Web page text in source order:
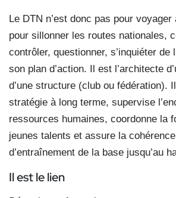
Le DTN n’est donc pas pour voyager
pour sillonner les routes nationales,
contrôler, questionner, s’inquiéter de
son plan d’action. Il est l’architecte
d’une structure (club ou fédération).
stratégie à long terme, supervise
ressources humaines, coordonne la
jeunes talents et assure la
d’entraînement de la base jusqu’au
Il est le lien